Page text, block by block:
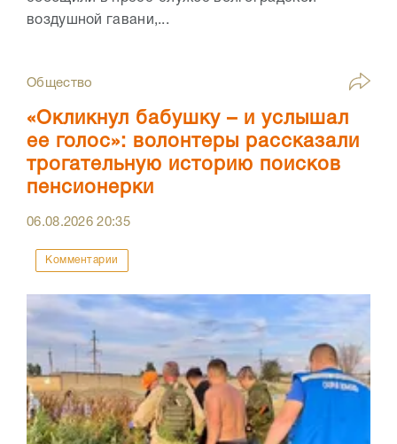
воздушной гавани,...
Общество
«Окликнул бабушку – и услышал
ее голос»: волонтеры рассказали
трогательную историю поисков
пенсионерки
06.08.202620:35
Комментарии